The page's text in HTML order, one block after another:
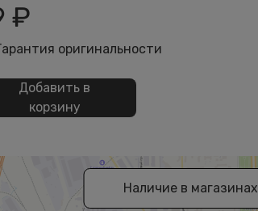
₽
оригинальности
Добавить в
корзину
Наличие в магазинах